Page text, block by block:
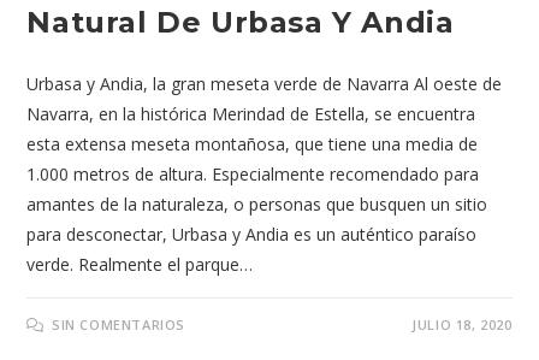
Natural De Urbasa Y Andia
Urbasa y Andia, la gran meseta verde de Navarra Al oeste de
Navarra, en la histórica Merindad de Estella, se encuentra
esta extensa meseta montañosa, que tiene una media de
1.000 metros de altura. Especialmente recomendado para
amantes de la naturaleza, o personas que busquen un sitio
para desconectar, Urbasa y Andia es un auténtico paraíso
verde. Realmente el parque…
SIN COMENTARIOS JULIO 18, 2020